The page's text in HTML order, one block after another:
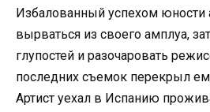
Избалованный успехом юности
вырваться из своего амплуа,
глупостей и разочаровать
последних съемок перекрыл
Артист уехал в Испанию